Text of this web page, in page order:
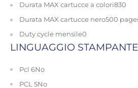
Durata MAX cartucce a colori830
Durata MAX cartucce nero500
Duty cycle mensile0
LINGUAGGIO STAMPANTE
Pcl 6No
PCL 5No